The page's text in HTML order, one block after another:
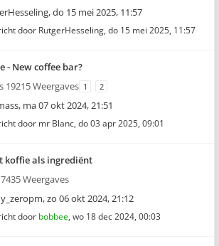
,do 15 mei 2025, 11:57
door RutgerHesseling, do 15 mei 2025, 11:57
- New coffee bar?
19215 Weergaves 1 2
, ma 07 okt 2024, 21:51
door mr Blanc, do 03 apr 2025, 09:01
koffie als ingrediënt
Weergaves
,zo 06 okt 2024, 21:12
door bobbee, wo 18 dec 2024, 00:03